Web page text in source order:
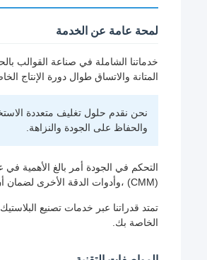
لمحة عامة عن الخدمة
المتانة والاتساق طوال دورة الإنتاج
نحن نقدم حلول تغليف متعددة
والحفاظ على الجودة والنزاهة.
التحكم في الجودة أمر بالغ الأهمية
(CMM) ،وأدوات الدقة الأخرى لضمان أن كل منتج يلبي أعلى المعايير.
تمتد قدراتنا عبر خدمات تصنيع
الخاصة بك.